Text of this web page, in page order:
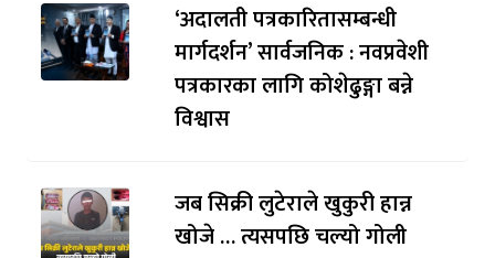
‘अदालती पत्रकारितासम्बन्धी
मार्गदर्शन’ सार्वजनिक : नवप्रवेशी
पत्रकारका लागि कोशेढुङ्गा बन्ने
विश्वास
जब सिक्री लुटेराले खुकुरी हान्न
खोजे … त्यसपछि चल्यो गोली